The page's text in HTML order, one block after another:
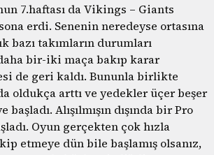
7.haftası da Vikings – Giants
erdi. Senenin neredeyse ortasına
bazı takımların durumları
bir-iki maça bakıp karar
de geri kaldı. Bununla birlikte
oldukça arttı ve yedekler üçer beşer
Alışılmışın dışında bir Pro
Oyun gerçekten çok hızla
etmeye dün bile başlamış olsanız,